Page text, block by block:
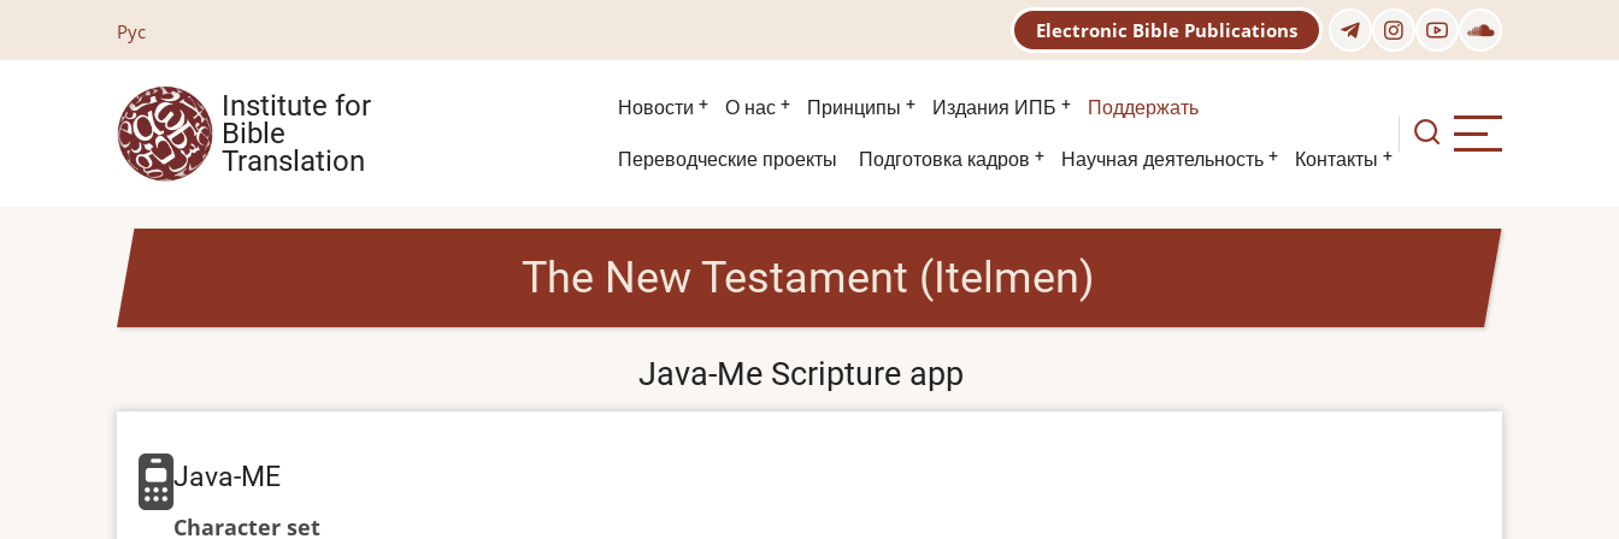
Рус Electronic Bible Publications
Institute for
Bible
Translation
Main
menu
Новости О нас Принципы Издания ИПБ Поддержать
Second
Переводческие проекты Подготовка кадров Научная деятельность Контакты
The New Testament (Itelmen)
Java-Me Scripture app
Java-ME
Character set